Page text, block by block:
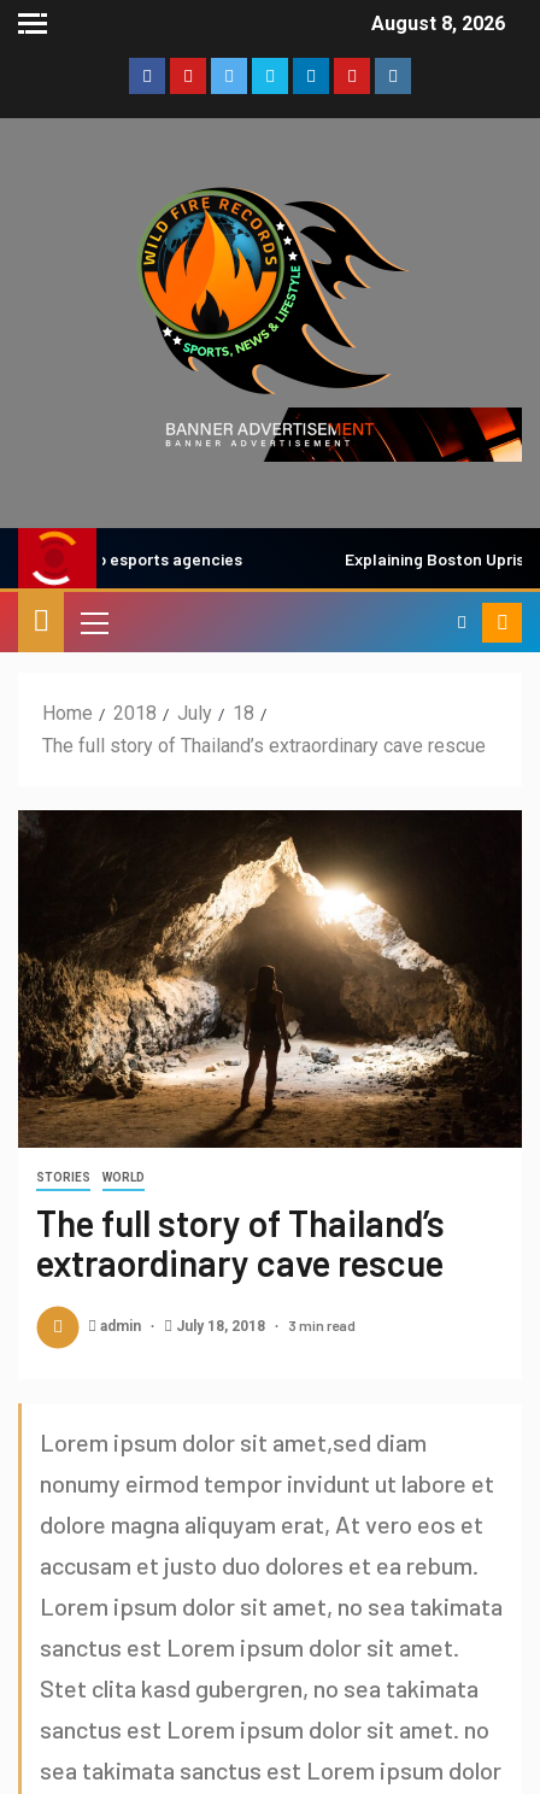
August 8, 2026
two esports agencies Explaining Boston Uprising’s fall
Home 2018 July
18
The full story of Thailand’s extraordinary cave rescue
STORIES WORLD
The full story of Thailand’s
extraordinary cave rescue
admin July 18, 2018 3 min read
Lorem ipsum dolor sit amet,sed diam
nonumy eirmod tempor invidunt ut labore et
dolore magna aliquyam erat, At vero eos et
accusam et justo duo dolores et ea rebum.
Lorem ipsum dolor sit amet, no sea takimata
sanctus est Lorem ipsum dolor sit amet.
Stet clita kasd gubergren, no sea takimata
sanctus est Lorem ipsum dolor sit amet. no
sea takimata sanctus est Lorem ipsum dolor